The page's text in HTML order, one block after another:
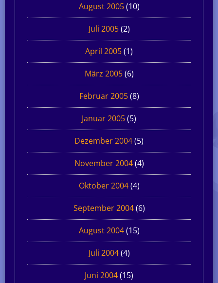
August 2005(10)
Juli 2005(2)
April 2005(1)
März 2005(6)
Februar 2005(8)
Januar 2005(5)
Dezember 2004(5)
November 2004(4)
Oktober 2004(4)
September 2004(6)
August 2004(15)
Juli 2004(4)
Juni 2004(15)